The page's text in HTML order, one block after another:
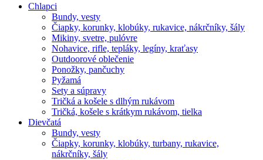
Chlapci
Bundy, vesty
Čiapky, korunky, klobúky, rukavice, nákrčníky, šály
Mikiny, svetre, pulóvre
Nohavice, rifle, tepláky, legíny, kraťasy
Outdoorové oblečenie
Ponožky, pančuchy
Pyžamá
Sety a súpravy
Tričká a košele s dlhým rukávom
Tričká, košele s krátkym rukávom, tielka
Dievčatá
Bundy, vesty
Čiapky, korunky, klobúky, turbany, rukavice,
nákrčníky, šály